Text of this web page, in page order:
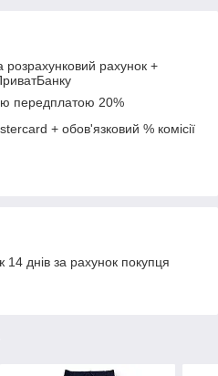
розрахунковий рахунок +
передплатою 20%
+ обов'язковий % комісії
днів за рахунок покупця